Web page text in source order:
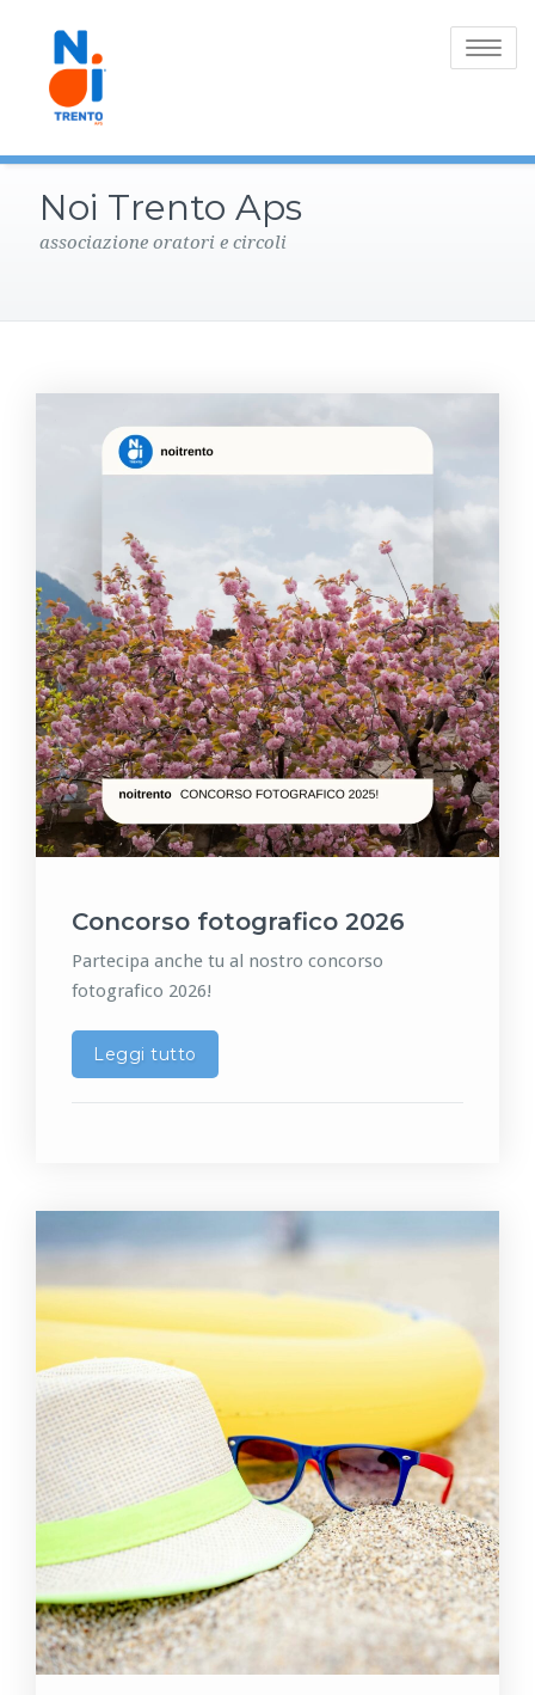
Toggle
Noi Trento Aps
associazione oratori e circoli
Concorso fotografico 2026
Partecipa anche tu al nostro concorso
fotografico 2026!
Leggi tutto